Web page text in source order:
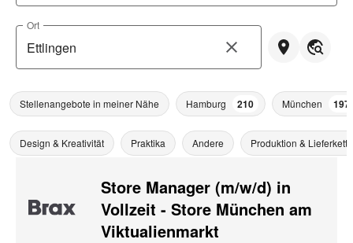
Ort
Stellenangebote in meiner Nähe Hamburg 210 München 197
Design & Kreativität Praktika Andere Produktion & Lieferkette
Store Manager (m/w/d) in
Vollzeit - Store München am
Viktualienmarkt